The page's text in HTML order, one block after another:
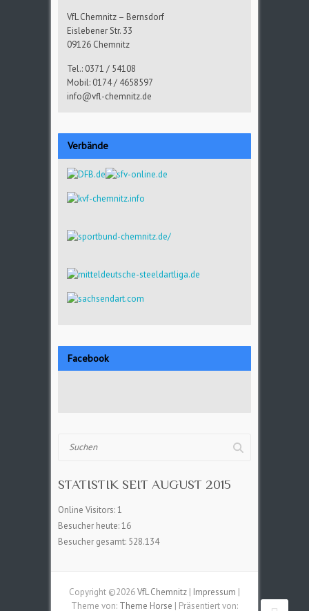
VfL Chemnitz – Bernsdorf
Eislebener Str. 33
09126 Chemnitz
Tel.: 0371 / 54108
Mobil: 0174 / 4658597
info@vfl-chemnitz.de
Verbände
Facebook
STATISTIK SEIT AUGUST 2015
Online Visitors:1
Besucher heute:16
Besucher gesamt: 528.134
Copyright ©2026VfL Chemnitz | Impressum |
Theme von: Theme Horse | Präsentiert von: